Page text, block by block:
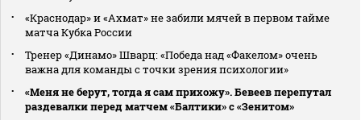
«Краснодар» и «Ахмат» не забили мячей в первом тайме
матча Кубка России
Тренер «Динамо» Шварц: «Победа над «Факелом» очень
важна для команды с точки зрения психологии»
«Меня не берут, тогда я сам прихожу». Бевеев перепутал
раздевалки перед матчем «Балтики» с «Зенитом»